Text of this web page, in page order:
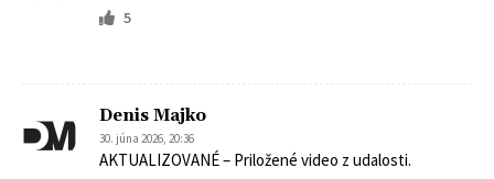
5
Denis Majko
30. júna 2026, 20:36
AKTUALIZOVANÉ – Priložené video z udalosti.